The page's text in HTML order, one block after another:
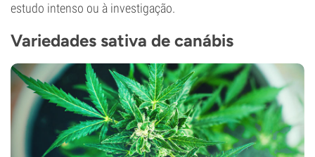
estudo intenso ou à investigação.
Variedades sativa de canábis